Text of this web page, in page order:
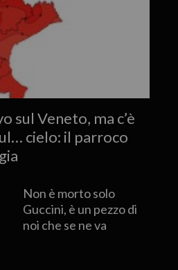
sul Veneto, ma c’è
cielo: il parroco
Non è morto solo
Guccini, è un pezzo di
noi che se ne va